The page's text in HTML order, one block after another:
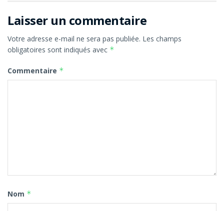
Laisser un commentaire
Votre adresse e-mail ne sera pas publiée. Les champs
obligatoires sont indiqués avec *
Commentaire *
Nom *